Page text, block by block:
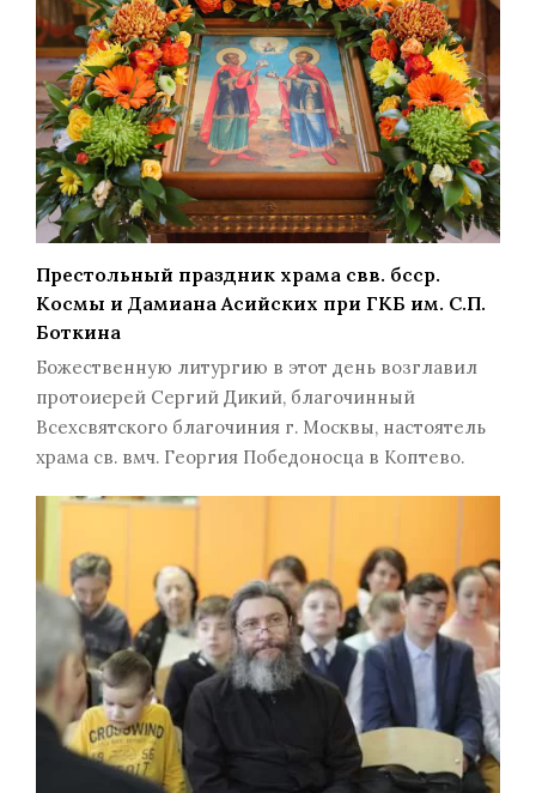
Престольный праздник храма свв. бсср.
Космы и Дамиана Асийских при ГКБ им. С.П.
Боткина
Божественную литургию в этот день возглавил
протоиерей Сергий Дикий, благочинный
Всехсвятского благочиния г. Москвы, настоятель
храма св. вмч. Георгия Победоносца в Коптево.